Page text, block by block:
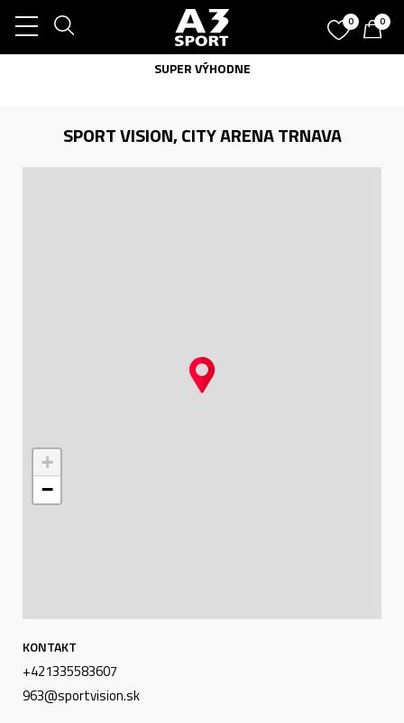
0 0
SUPER VÝHODNE
SPORT VISION, CITY ARENA TRNAVA
+
−
KONTAKT
+421335583607
963@sportvision.sk